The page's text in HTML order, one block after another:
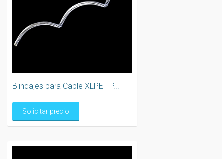
Blindajes para Cable XLPE-TP...
Solicitar precio